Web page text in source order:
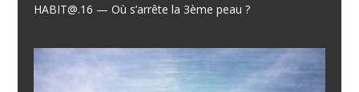
HABIT@.16 — Où s’arrête la 3ème peau ?